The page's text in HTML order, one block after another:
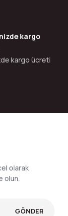
kargo
kargo ücreti
olarak
olun.
GÖNDER